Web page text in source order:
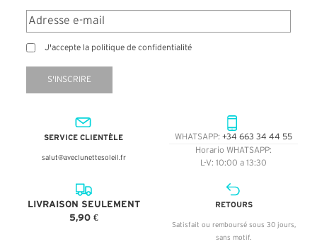
J'accepte la politique de confidentialité
S'INSCRIRE
SERVICE CLIENTÈLE
salut@aveclunettesoleil.fr
WHATSAPP: +34 663 34 44 55
Horario WHATSAPP:
L-V: 10:00 a 13:30
LIVRAISON SEULEMENT
5,90 €
RETOURS
Satisfait ou remboursé sous 30 jours,
sans motif.